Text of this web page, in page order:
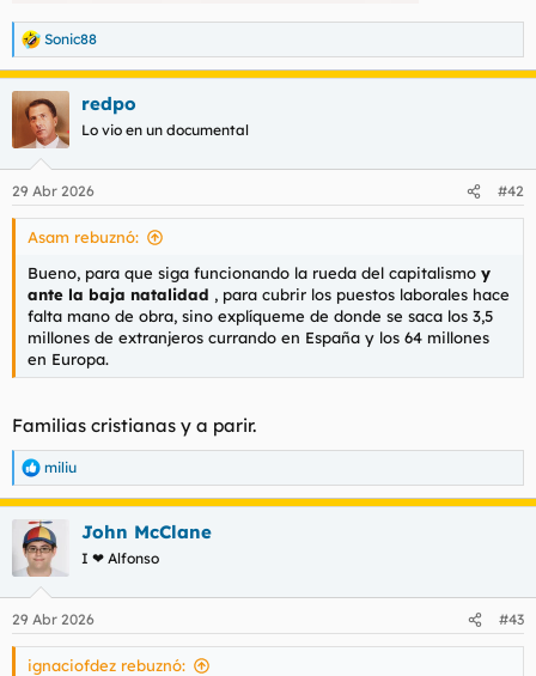
R
e
a
c
c
i
e
s
Sonic88
redpo
Lo vio en un documental
29 Abr 2026 #42
Asam rebuznó:
Bueno, para que siga funcionando la rueda del capitalismo y
ante la baja natalidad , para cubrir los puestos laborales hace
falta mano de obra, sino explíqueme de donde se saca los 3,5
millones de extranjeros currando en España y los 64 millones
en Europa.
Familias cristianas y a parir.
R
e
a
c
c
e
s
miliu
John McClane
I ❤ Alfonso
29 Abr 2026 #43
ignaciofdez rebuznó: